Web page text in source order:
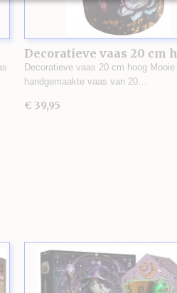
Decoratieve vaas 20 cm
Decoratieve vaas 20 cm hoog Mooie
handgemaakte vaas van 20…
€ 39,95